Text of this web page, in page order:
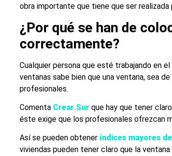
obra importante que tiene que ser
¿Por qué se han de
correctamente?
Cualquier persona que esté trabajando en
ventanas sabe bien que una ventana, sea
profesionales.
Comenta Crear Sur que hay que tener
éste exige que los profesionales ofrezcan
Así se pueden obtener índices mayores
viviendas pueden tener claro que la